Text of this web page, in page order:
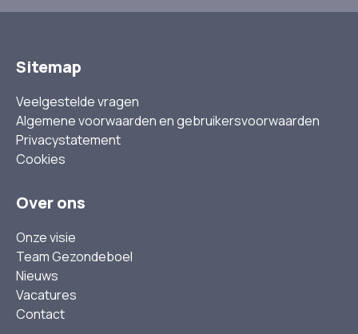
Sitemap
Veelgestelde vragen
Algemene voorwaarden en gebruikersvoorwaarden
Privacystatement
Cookies
Over ons
Onze visie
Team Gezondeboel
Nieuws
Vacatures
Contact